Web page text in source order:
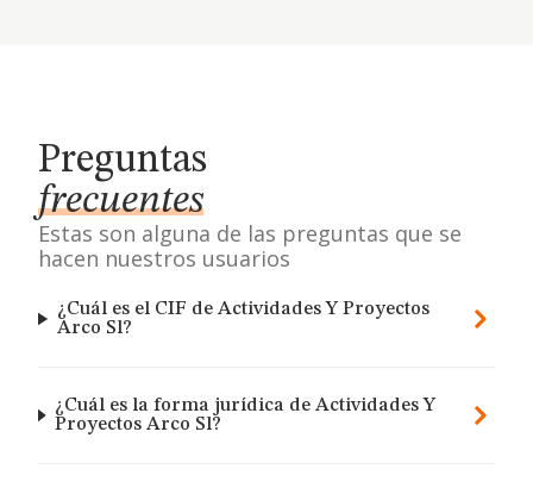
Preguntas
frecuentes
Estas son alguna de las preguntas que se
hacen nuestros usuarios
¿Cuál es el CIF de Actividades Y Proyectos
Arco Sl?
¿Cuál es la forma jurídica de Actividades Y
Proyectos Arco Sl?